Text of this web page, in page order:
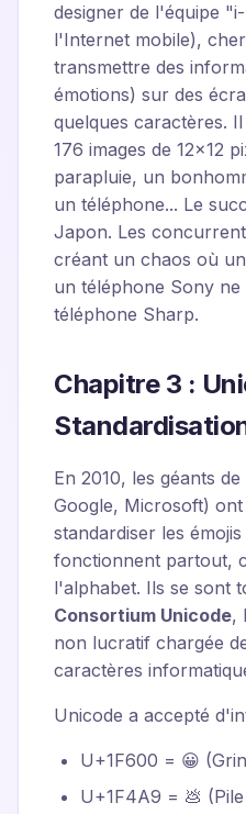
designer de l'équipe
l'Internet mobile),
transmettre des
émotions) sur des
quelques caractères.
176 images de 12x12
parapluie, un
un téléphone... Le
Japon. Les
créant un chaos où
un téléphone Sony
téléphone Sharp.
Chapitre 3 :
En 2010, les géants
Google, Microsoft)
standardiser les
fonctionnent partout,
l'alphabet. Ils se sont
Consortium Unicode,
non lucratif chargée
caractères
Unicode a accepté
U+1F600 = 😀
U+1F4A9 = 💩